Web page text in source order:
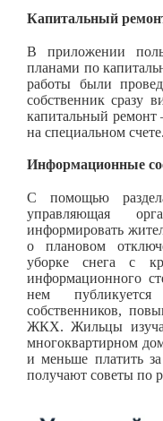
Капитальный
В приложении
планами по
работы были
собственник сразу
капитальный ремонт
на специальном счете.
Информационные
С помощью
управляющая
информировать
о плановом
уборке снега с
информационного
нем
собственников,
ЖКХ. Жильцы
многоквартирном
и меньше платить
получают советы по